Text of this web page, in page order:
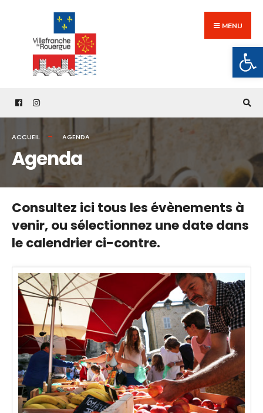
content
MENU
ACCUEIL AGENDA
Agenda
Consultez ici tous les évènements à
venir,ou sélectionnez une date dans
le calendrier ci-contre.